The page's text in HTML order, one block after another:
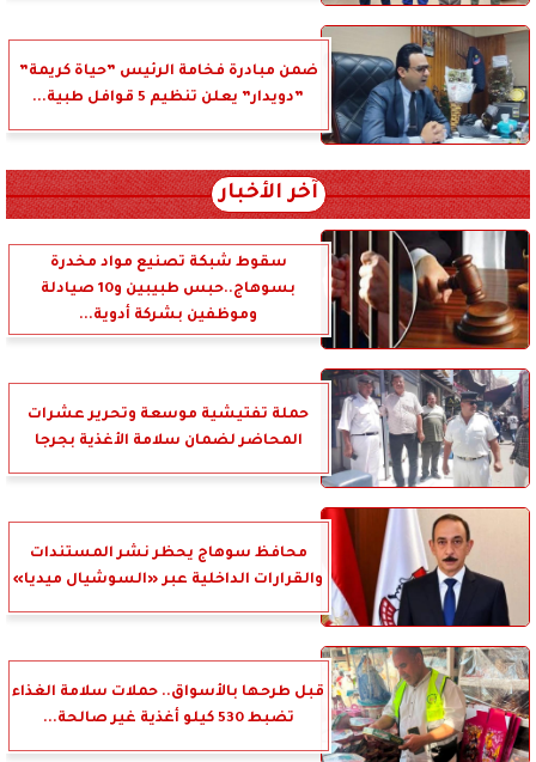
ضمن مبادرة فخامة الرئيس ”حياة كريمة”
”دويدار” يعلن تنظيم 5 قوافل طبية...
آخر الأخبار
سقوط شبكة تصنيع مواد مخدرة
بسوهاج..حبس طبيبين و10 صيادلة
وموظفين بشركة أدوية...
حملة تفتيشية موسعة وتحرير عشرات
المحاضر لضمان سلامة الأغذية بجرجا
محافظ سوهاج يحظر نشر المستندات
والقرارات الداخلية عبر «السوشيال ميديا»
قبل طرحها بالأسواق.. حملات سلامة الغذاء
تضبط 530 كيلو أغذية غير صالحة...